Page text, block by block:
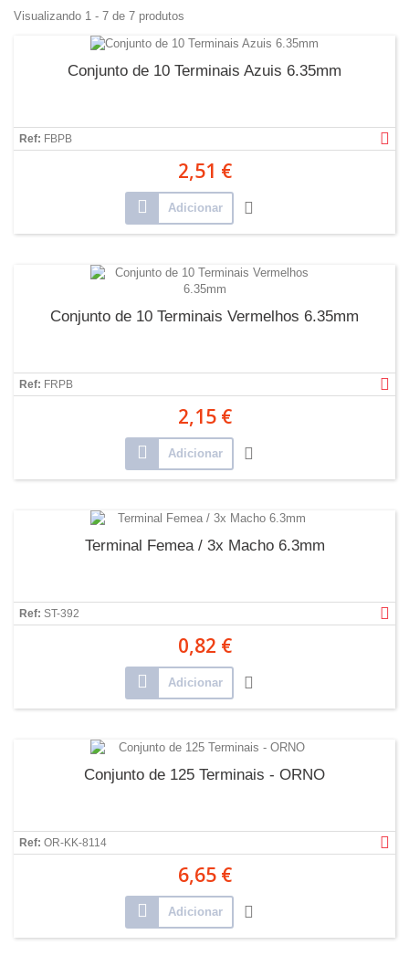
Visualizando 1 - 7 de 7 produtos
Conjunto de 10 Terminais Azuis 6.35mm
Ref: FBPB
2,51 €
Adicionar
Conjunto de 10 Terminais Vermelhos 6.35mm
Ref: FRPB
2,15 €
Adicionar
Terminal Femea / 3x Macho 6.3mm
Ref: ST-392
0,82 €
Adicionar
Conjunto de 125 Terminais - ORNO
Ref: OR-KK-8114
6,65 €
Adicionar